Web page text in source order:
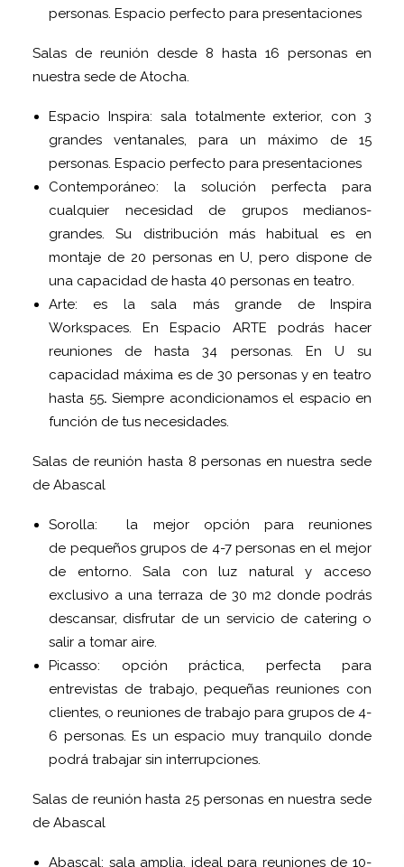
personas. Espacio perfecto para presentaciones
Salas de reunión desde 8 hasta 16 personas en
nuestra sede de Atocha.
Espacio Inspira: sala totalmente exterior, con 3
grandes ventanales, para un máximo de 15
personas. Espacio perfecto para presentaciones
Contemporáneo: la solución perfecta para
cualquier necesidad de grupos medianos-
grandes. Su distribución más habitual es en
montaje de 20 personas en U, pero dispone de
una capacidad de hasta 40 personas en teatro.
Arte: es la sala más grande de Inspira
Workspaces. En Espacio ARTE podrás hacer
reuniones de hasta 34 personas. En U su
capacidad máxima es de 30 personas y en teatro
hasta 55. Siempre acondicionamos el espacio en
función de tus necesidades.
Salas de reunión hasta 8 personas en nuestra sede
de Abascal
Sorolla: la mejor opción para reuniones
de pequeños grupos de 4-7 personas en el mejor
de entorno. Sala con luz natural y acceso
exclusivo a una terraza de 30 m2 donde podrás
descansar, disfrutar de un servicio de catering o
salir a tomar aire.
Picasso: opción práctica, perfecta para
entrevistas de trabajo, pequeñas reuniones con
clientes, o reuniones de trabajo para grupos de 4-
6 personas. Es un espacio muy tranquilo donde
podrá trabajar sin interrupciones.
Salas de reunión hasta 25 personas en nuestra sede
de Abascal
Abascal: sala amplia, ideal para reuniones de 10-